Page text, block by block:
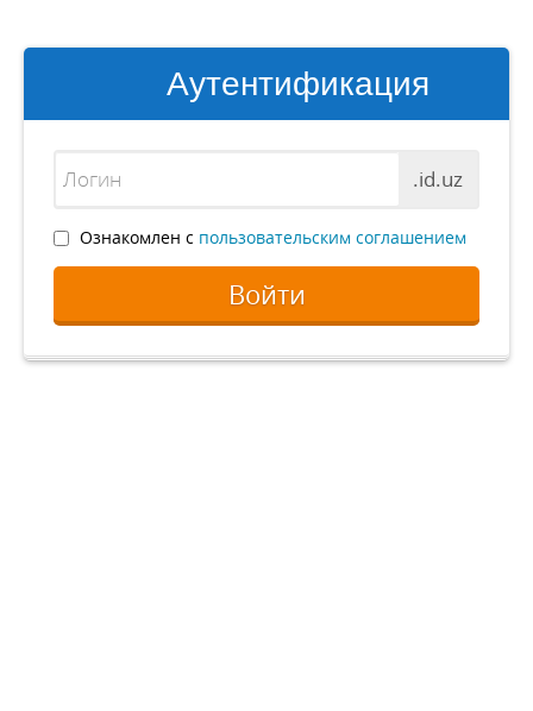
Аутентификация
.id.uz
Ознакомлен с пользовательским соглашением
Войти